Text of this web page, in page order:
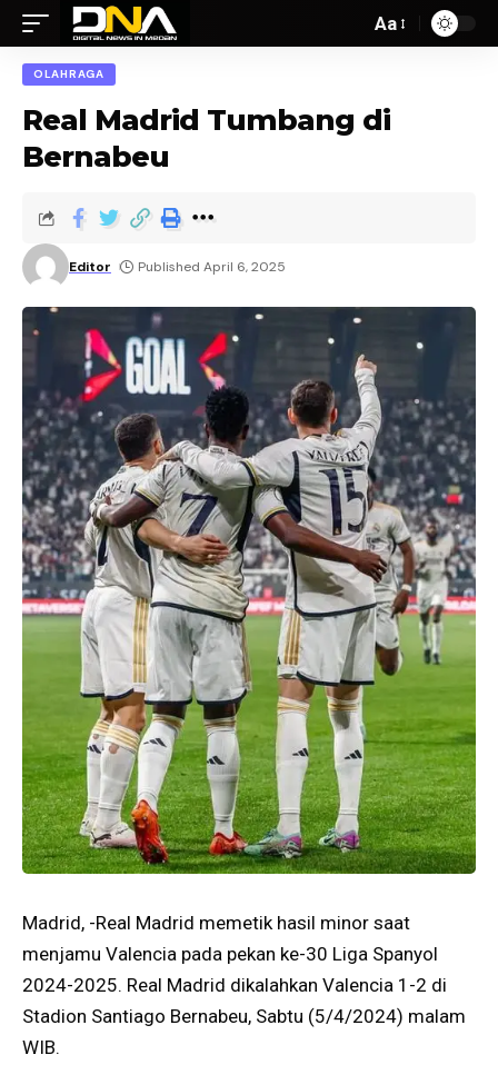
Aa
OLAHRAGA
Real Madrid Tumbang di
Bernabeu
Editor Published April 6, 2025
Madrid, -Real Madrid memetik hasil minor saat
menjamu Valencia pada pekan ke-30 Liga Spanyol
2024-2025. Real Madrid dikalahkan Valencia 1-2 di
Stadion Santiago Bernabeu, Sabtu (5/4/2024) malam
WIB.